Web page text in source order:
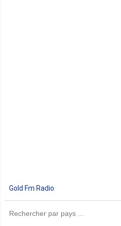
Gold Fm Radio